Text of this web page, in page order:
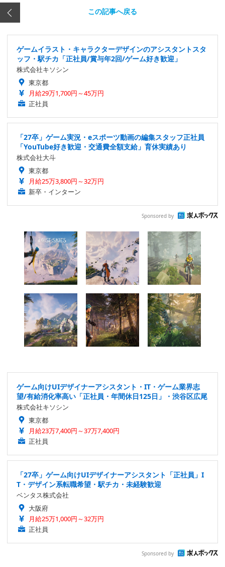
この記事へ戻る
ゲームイラスト・キャラクターデザインのアシスタントスタ
ッフ・駅チカ「正社員/賞与年2回/ゲーム好き歓迎」
株式会社キソシン
東京都
月給29万1,700円～45万円
正社員
「27卒」ゲーム実況・eスポーツ動画の編集スタッフ正社員
「YouTube好き歓迎・交通費全額支給」育休実績あり
株式会社大斗
東京都
月給25万3,800円～32万円
新卒・インターン
Sponsored by
ゲーム向けUIデザイナーアシスタント・IT・ゲーム業界志
望/有給消化率高い「正社員・年間休日125日」・渋谷区広尾
株式会社キソシン
東京都
月給23万7,400円～37万7,400円
正社員
「27卒」ゲーム向けUIデザイナーアシスタント「正社員」I
T・デザイン系転職希望・駅チカ・未経験歓迎
ベンタス株式会社
大阪府
月給25万1,000円～32万円
正社員
Sponsored by